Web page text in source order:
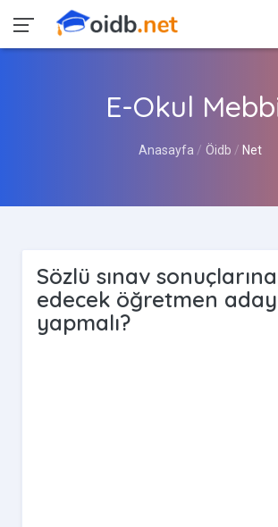
E-Okul
Anasayfa Öidb Net
Sözlü sınav
edecek öğretmen
yapmalı?